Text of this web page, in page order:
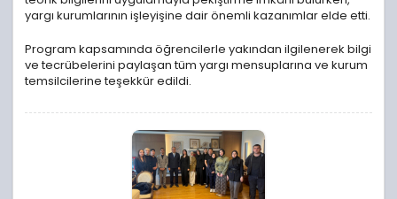
yargı kurumlarının işleyişine dair önemli kazanımlar elde etti.
Program kapsamında öğrencilerle yakından ilgilenerek bilgi
ve tecrübelerini paylaşan tüm yargı mensuplarına ve kurum
temsilcilerine teşekkür edildi.